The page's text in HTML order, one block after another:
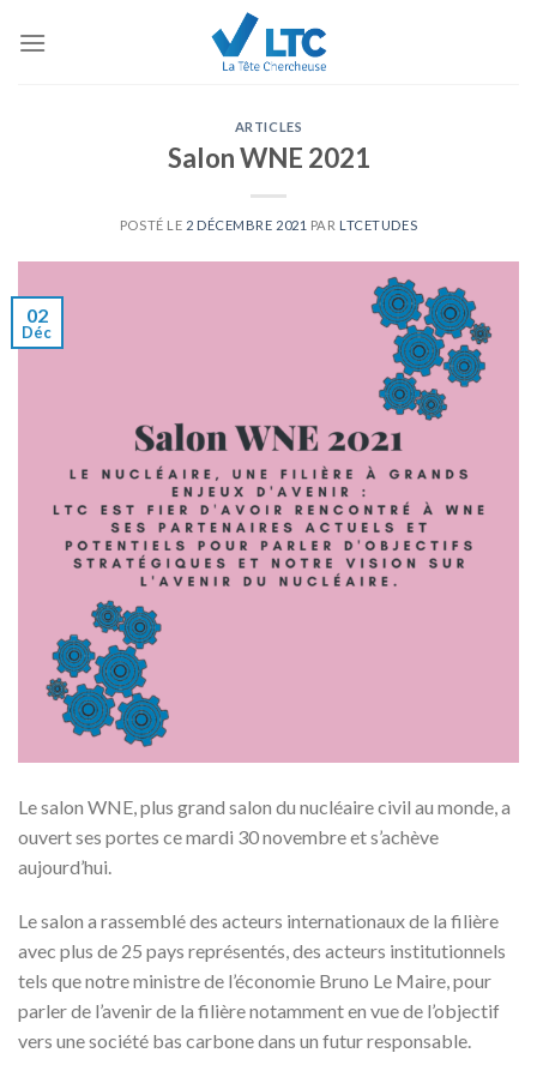
ARTICLES
Salon WNE 2021
POSTÉ LE 2 DÉCEMBRE 2021 PAR LTCETUDES
02
Déc
Le salon WNE, plus grand salon du nucléaire civil au monde, a
ouvert ses portes ce mardi 30 novembre et s’achève
aujourd’hui.
Le salon a rassemblé des acteurs internationaux de la filière
avec plus de 25 pays représentés, des acteurs institutionnels
tels que notre ministre de l’économie Bruno Le Maire, pour
parler de l’avenir de la filière notamment en vue de l’objectif
vers une société bas carbone dans un futur responsable.